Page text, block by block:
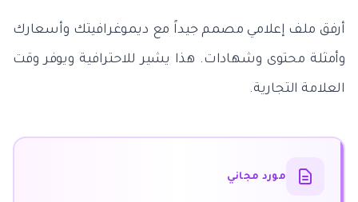
أرفق ملف إعلامي مصمم جيداً مع ديموغرافيتك وأسعارك
وأمثلة محتوى وشهادات. هذا يشير للاحترافية ويوفر وقت
العلامة التجارية.
مورد مجاني